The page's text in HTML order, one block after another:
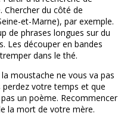
Chercher du côté de
et-Marne), par exemple.
de phrases longues sur du
Les découper en bandes
dans le thé.
moustache ne vous va pas
perdez votre temps et que
un poème. Recommencer
la mort de votre mère.